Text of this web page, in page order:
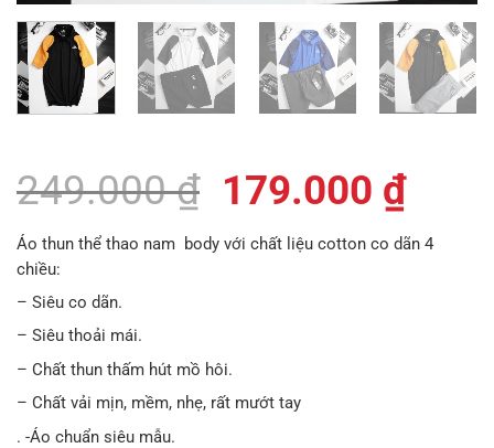
249.000₫ Giá
gốc
179.000 ₫Giá
hiện
Áo thun thể thao nam body với chất liệu cotton co dãn 4
chiều:
– Siêu co dãn.
– Siêu thoải mái.
– Chất thun thấm hút mồ hôi.
– Chất vải mịn, mềm, nhẹ, rất mướt tay
. -Áo chuẩn siêu mẫu.